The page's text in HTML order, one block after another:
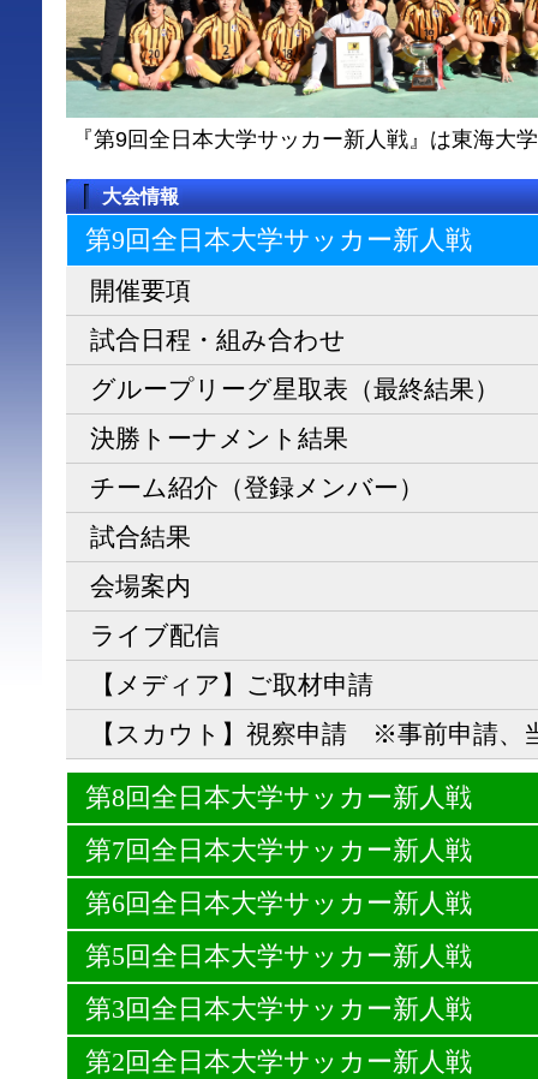
『第9回全日本大学サッカー新人戦』は東海大
大会情報
第9回全日本大学サッカー新人戦
開催要項
試合日程・組み合わせ
グループリーグ星取表（最終結果）
決勝トーナメント結果
チーム紹介（登録メンバー）
試合結果
会場案内
ライブ配信
【メディア】ご取材申請
【スカウト】視察申請 ※事前申請、
第8回全日本大学サッカー新人戦
第7回全日本大学サッカー新人戦
第6回全日本大学サッカー新人戦
第5回全日本大学サッカー新人戦
第3回全日本大学サッカー新人戦
第2回全日本大学サッカー新人戦